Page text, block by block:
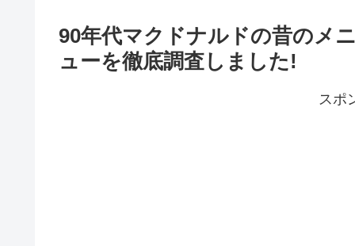
90年代マクドナルドの昔のメ
ューを徹底調査しました!
スポ